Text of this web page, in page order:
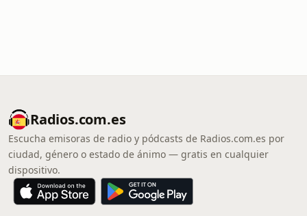
Radios.com.es
Escucha emisoras de radio y pódcasts de Radios.com.es por
ciudad, género o estado de ánimo — gratis en cualquier
dispositivo.